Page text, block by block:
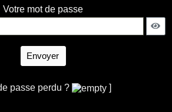
Votre mot de passe
Envoyer
passe perdu ? ]